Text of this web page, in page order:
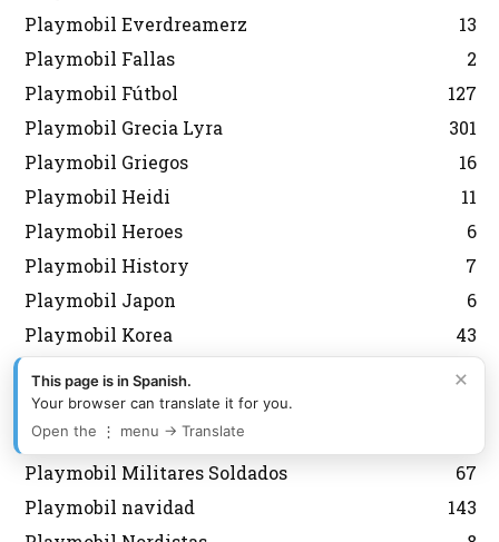
Playmobil Everdreamerz
13
Playmobil Fallas
2
Playmobil Fútbol
127
Playmobil Grecia Lyra
301
Playmobil Griegos
16
Playmobil Heidi
11
Playmobil Heroes
6
Playmobil History
7
Playmobil Japon
6
Playmobil Korea
43
Playmobil medieval
Playmobil Mexico Aurimat
Playmobil Militares Soldados
67
Playmobil navidad
143
×
This page is in Spanish.
Your browser can translate it for you.
Open the ⋮ menu → Translate